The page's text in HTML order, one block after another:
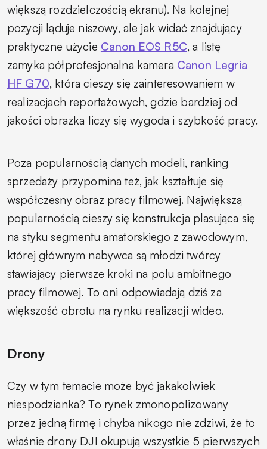
większą rozdzielczością ekranu). Na kolejnej
pozycji ląduje niszowy, ale jak widać znajdujący
praktyczne użycie Canon EOS R5C, a listę
zamyka półprofesjonalna kamera Canon Legria
HF G70, która cieszy się zainteresowaniem w
realizacjach reportażowych, gdzie bardziej od
jakości obrazka liczy się wygoda i szybkość pracy.
Poza popularnością danych modeli, ranking
sprzedaży przypomina też, jak kształtuje się
współczesny obraz pracy filmowej. Największą
popularnością cieszy się konstrukcja plasująca się
na styku segmentu amatorskiego z zawodowym,
której głównym nabywca są młodzi twórcy
stawiający pierwsze kroki na polu ambitnego
pracy filmowej. To oni odpowiadają dziś za
większość obrotu na rynku realizacji wideo.
Drony
Czy w tym temacie może być jakakolwiek
niespodzianka? To rynek zmonopolizowany
przez jedną firmę i chyba nikogo nie zdziwi, że to
właśnie drony DJI okupują wszystkie 5 pierwszych